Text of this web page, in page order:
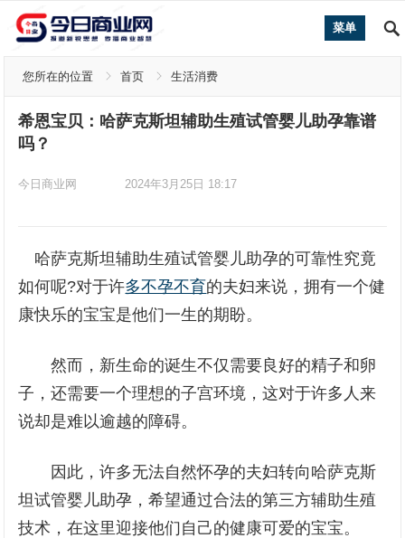
菜单
您所在的位置 首页 生活消费
希恩宝贝：哈萨克斯坦辅助生殖试管婴儿助孕靠谱
吗？
今日商业网 2024年3月25日 18:17
哈萨克斯坦辅助生殖试管婴儿助孕的可靠性究竟
如何呢?对于许多不孕不育的夫妇来说，拥有一个健
康快乐的宝宝是他们一生的期盼。
然而，新生命的诞生不仅需要良好的精子和卵
子，还需要一个理想的子宫环境，这对于许多人来
说却是难以逾越的障碍。
因此，许多无法自然怀孕的夫妇转向哈萨克斯
坦试管婴儿助孕，希望通过合法的第三方辅助生殖
技术，在这里迎接他们自己的健康可爱的宝宝。